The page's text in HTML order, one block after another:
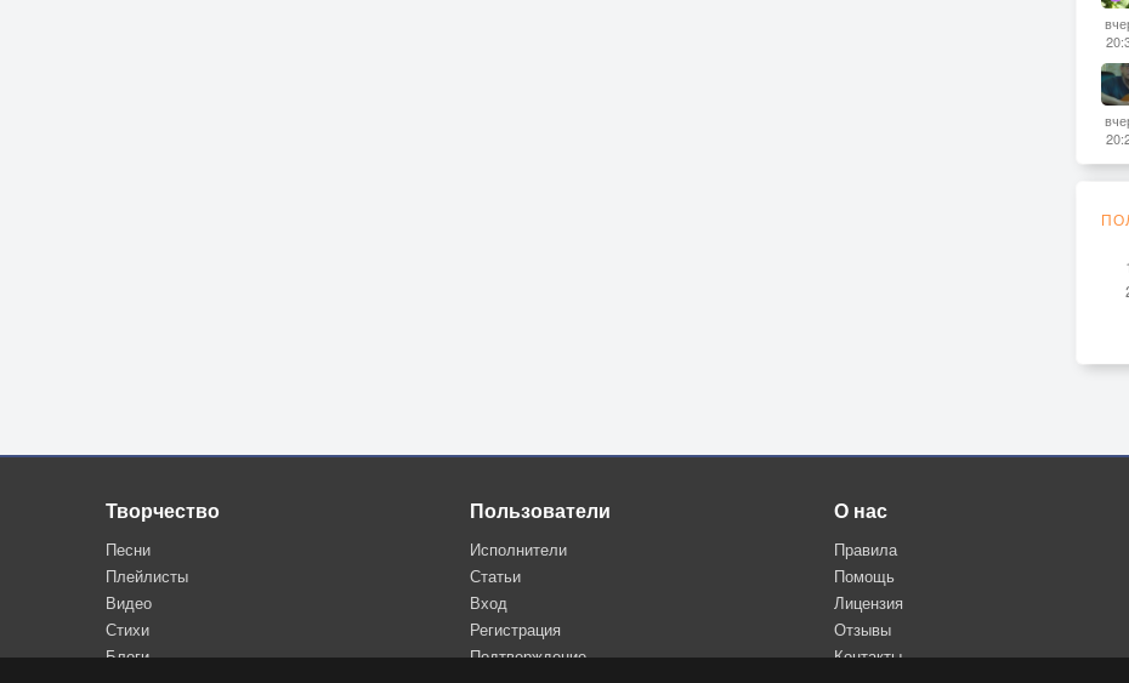
Творчество
Песни
Плейлисты
Видео
Стихи
Блоги
Пользователи
Исполнители
Статьи
Вход
Регистрация
Подтверждение
О нас
Правила
Помощь
Лицензия
Отзывы
Контакты